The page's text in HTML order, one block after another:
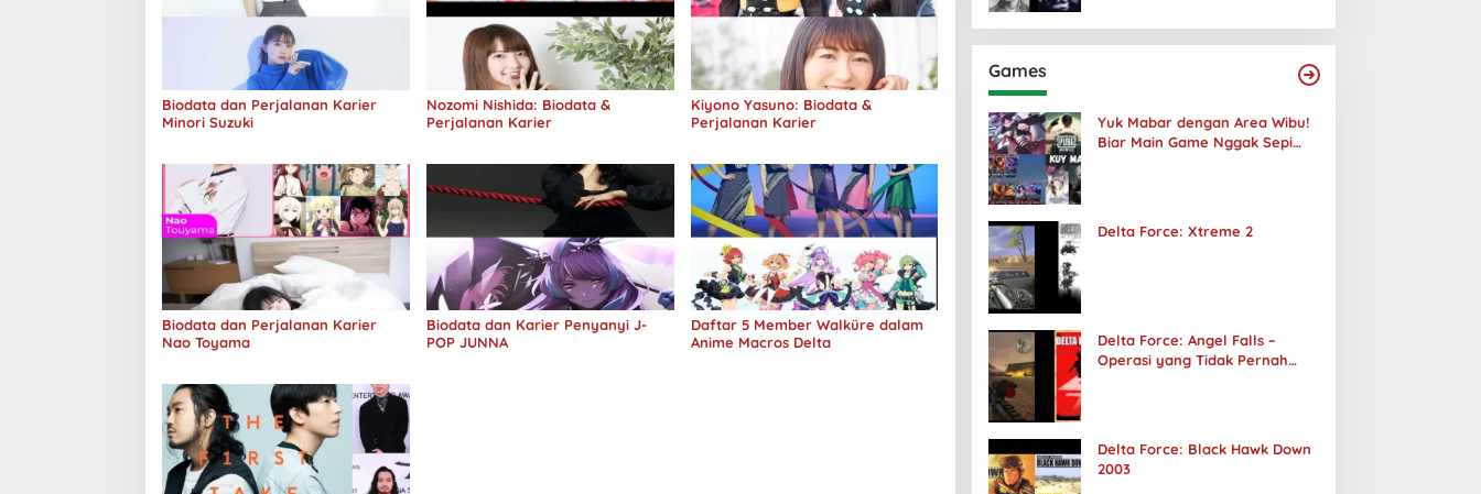
Biodata dan Perjalanan Karier
Minori Suzuki
Nozomi Nishida: Biodata &
Perjalanan Karier
Kiyono Yasuno: Biodata &
Perjalanan Karier
Biodata dan Perjalanan Karier
Nao Toyama
Biodata dan Karier Penyanyi J-
POP JUNNA
Daftar 5 Member Walküre dalam
Anime Macros Delta
Games
Yuk Mabar dengan Area Wibu!
Biar Main Game Nggak Sepi
Delta Force: Xtreme 2
Delta Force: Angel Falls –
Operasi yang Tidak Pernah
Delta Force: Black Hawk Down
2003